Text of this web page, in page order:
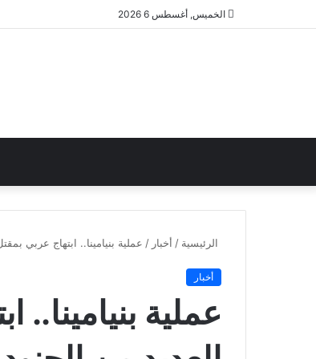
الخميس, أغسطس 6 2026
الرئيسية / أخبار / عملية بنيامينا.. ابتهاج عربي
أخبار
عملية